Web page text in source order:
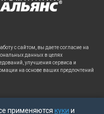
применяются куки и
с сайтом, вы даете согласие на
данных в целях
улучшения сервиса и
на основе ваших предпочтений